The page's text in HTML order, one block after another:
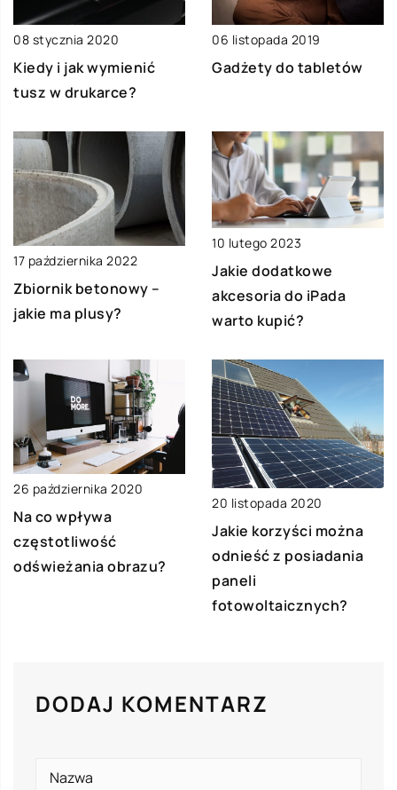
08 stycznia 2020
Kiedy i jak wymienić
tusz w drukarce?
06 listopada 2019
Gadżety do tabletów
17 października 2022
Zbiornik betonowy –
jakie ma plusy?
10 lutego 2023
Jakie dodatkowe
akcesoria do iPada
warto kupić?
26 października 2020
Na co wpływa
częstotliwość
odświeżania obrazu?
20 listopada 2020
Jakie korzyści można
odnieść z posiadania
paneli
fotowoltaicznych?
DODAJ KOMENTARZ